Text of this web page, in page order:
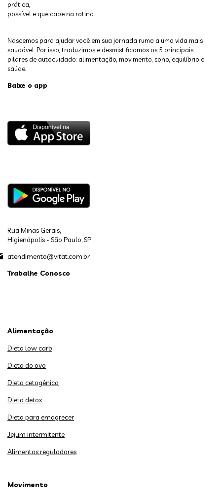
prática,
possível e que cabe na rotina.
Nascemos para ajudar você em sua jornada rumo a uma vida mais
saudável. Por isso, traduzimos e desmistificamos os 5 principais
pilares de autocuidado: alimentação, movimento, sono, equilíbrio e
saúde.
Baixe o app
Rua Minas Gerais,
Higienópolis - São Paulo, SP
atendimento@vitat.com.br
Trabalhe Conosco
Alimentação
Dieta low carb
Dieta do ovo
Dieta cetogênica
Dieta detox
Dieta para emagrecer
Jejum intermitente
Alimentos reguladores
Movimento